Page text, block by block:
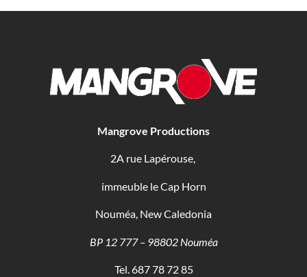
Mangrove Productions
2A rue Lapérouse,
immeuble le Cap Horn
Nouméa, New Caledonia
BP 12 777 – 98802 Nouméa
Tel. 687 78 72 85